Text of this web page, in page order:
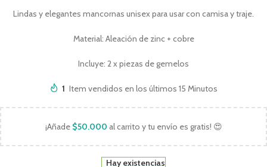
Lindas y elegantes mancornas unisex para usar con camisa y traje.
Material: Aleación de zinc + cobre
Incluye: 2 x piezas de gemelos
1 Item vendidos en los últimos 15 Minutos
¡Añade $50.000 al carrito y tu envío es gratis! 😍
Hay existencias